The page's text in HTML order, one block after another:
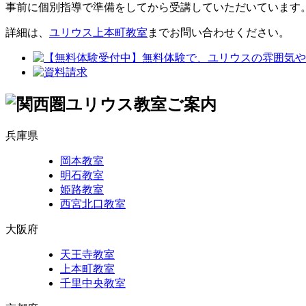
事前に個別指導で準備をしてから受講していただいています
詳細は、 ユリウス上本町教室 までお問い合わせください。
兵庫県
岡本教室
明石教室
姫路教室
西宮北口教室
大阪府
天王寺教室
上本町教室
千里中央教室